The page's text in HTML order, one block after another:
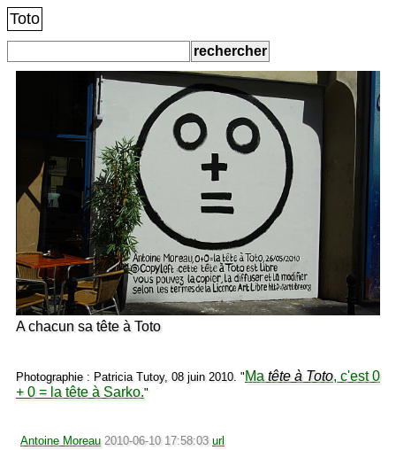
Toto
A chacun sa tête à Toto
Photographie : Patricia Tutoy, 08 juin 2010. " Ma tête à Toto, c'est 0
+ 0 = la tête à Sarko."
Antoine Moreau 2010-06-10 17:58:03 url